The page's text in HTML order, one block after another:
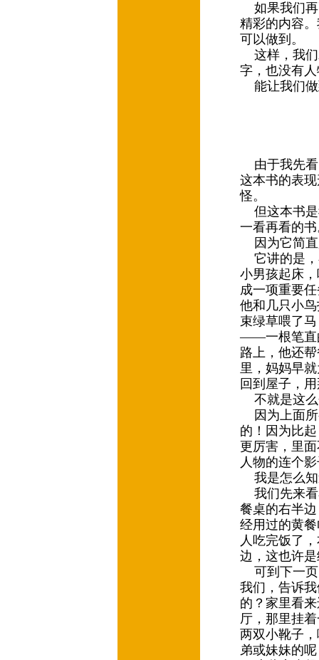
如果我们再
精彩的内容
可以做到。
这样，我们
字，也没有
能让我们做
由于我先看
这本书的表
怪。
但这本书是
一看再看的
因为它简
它讲的是，
小男孩起床
成一项重要
他和几只小
束绿草喂了
——一根笔直
路上，他还
里，妈妈早
回到屋子，
不就是这么
因为上面所
的！因为比
更厉害，里
人物的连个
我是怎么知
我们先来看
餐桌的右半
经用过的黄
人吃完饭了
边，这也许
可到下一页
我们，告诉
的？家里看
厅，那里挂
两双小靴子
弟或妹妹的